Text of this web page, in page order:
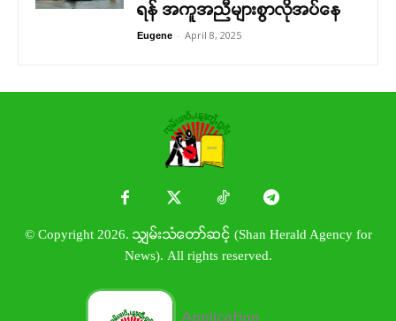
ရန် အကူအညီများစွာလိုအပ်နေ
Eugene - April 8, 2025
© Copyright 2026. သျှမ်းသံတော်ဆင့် (Shan Herald Agency for
News). All rights reserved.